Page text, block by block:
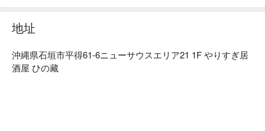
地址
沖縄県石垣市平得61-6ニューサウスエリア21 1F やりすぎ居
酒屋 ひの藏